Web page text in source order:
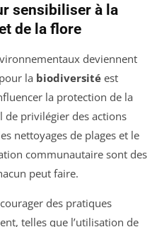
sensibiliser à la
de la flore
deviennent
la biodiversité est
la protection de la
de privilégier des actions
nettoyages de plages et le
communautaire sont des
peut faire.
des pratiques
telles que l’utilisation de